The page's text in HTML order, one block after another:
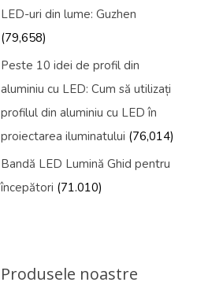
LED-uri din lume: Guzhen
(79,658)
Peste 10 idei de profil din
aluminiu cu LED: Cum să utilizați
profilul din aluminiu cu LED în
proiectarea iluminatului (76,014)
Bandă LED Lumină Ghid pentru
începători (71.010)
Produsele noastre